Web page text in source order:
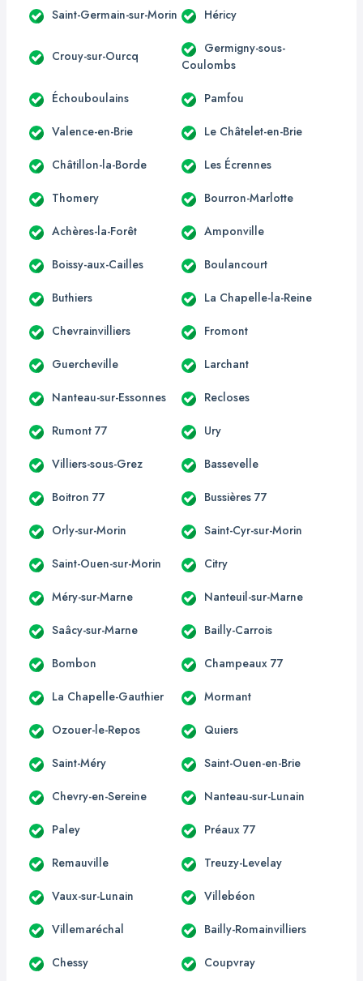
Saint-Germain-sur-Morin Héricy
Crouy-sur-Ourcq
Germigny-sous-
Coulombs
Échouboulains Pamfou
Valence-en-Brie Le Châtelet-en-Brie
Châtillon-la-Borde Les Écrennes
Thomery Bourron-Marlotte
Achères-la-Forêt Amponville
Boissy-aux-Cailles Boulancourt
Buthiers La Chapelle-la-Reine
Chevrainvilliers Fromont
Guercheville Larchant
Nanteau-sur-Essonnes Recloses
Rumont 77 Ury
Villiers-sous-Grez Bassevelle
Boitron 77 Bussières 77
Orly-sur-Morin Saint-Cyr-sur-Morin
Saint-Ouen-sur-Morin Citry
Méry-sur-Marne Nanteuil-sur-Marne
Saâcy-sur-Marne Bailly-Carrois
Bombon Champeaux 77
La Chapelle-Gauthier Mormant
Ozouer-le-Repos Quiers
Saint-Méry Saint-Ouen-en-Brie
Chevry-en-Sereine Nanteau-sur-Lunain
Paley Préaux 77
Remauville Treuzy-Levelay
Vaux-sur-Lunain Villebéon
Villemaréchal Bailly-Romainvilliers
Chessy Coupvray